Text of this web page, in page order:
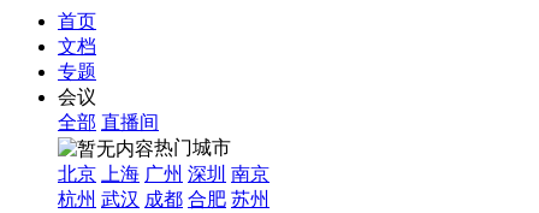
首页
文档
专题
会议
全部 直播间
热门城市
北京
上海 广州 深圳 南京
杭州 武汉 成都 合肥 苏州